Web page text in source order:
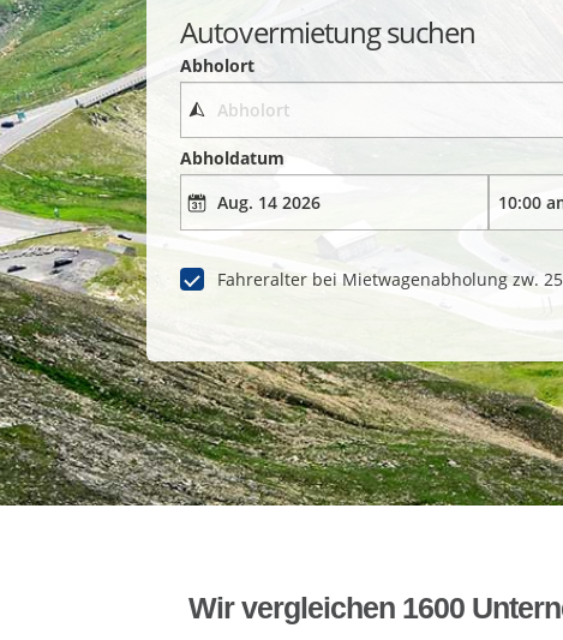
Autovermietung suchen
Abholort
Abholdatum
Fahreralter bei Mietwagenabholung zw.
Wir vergleichen 1600